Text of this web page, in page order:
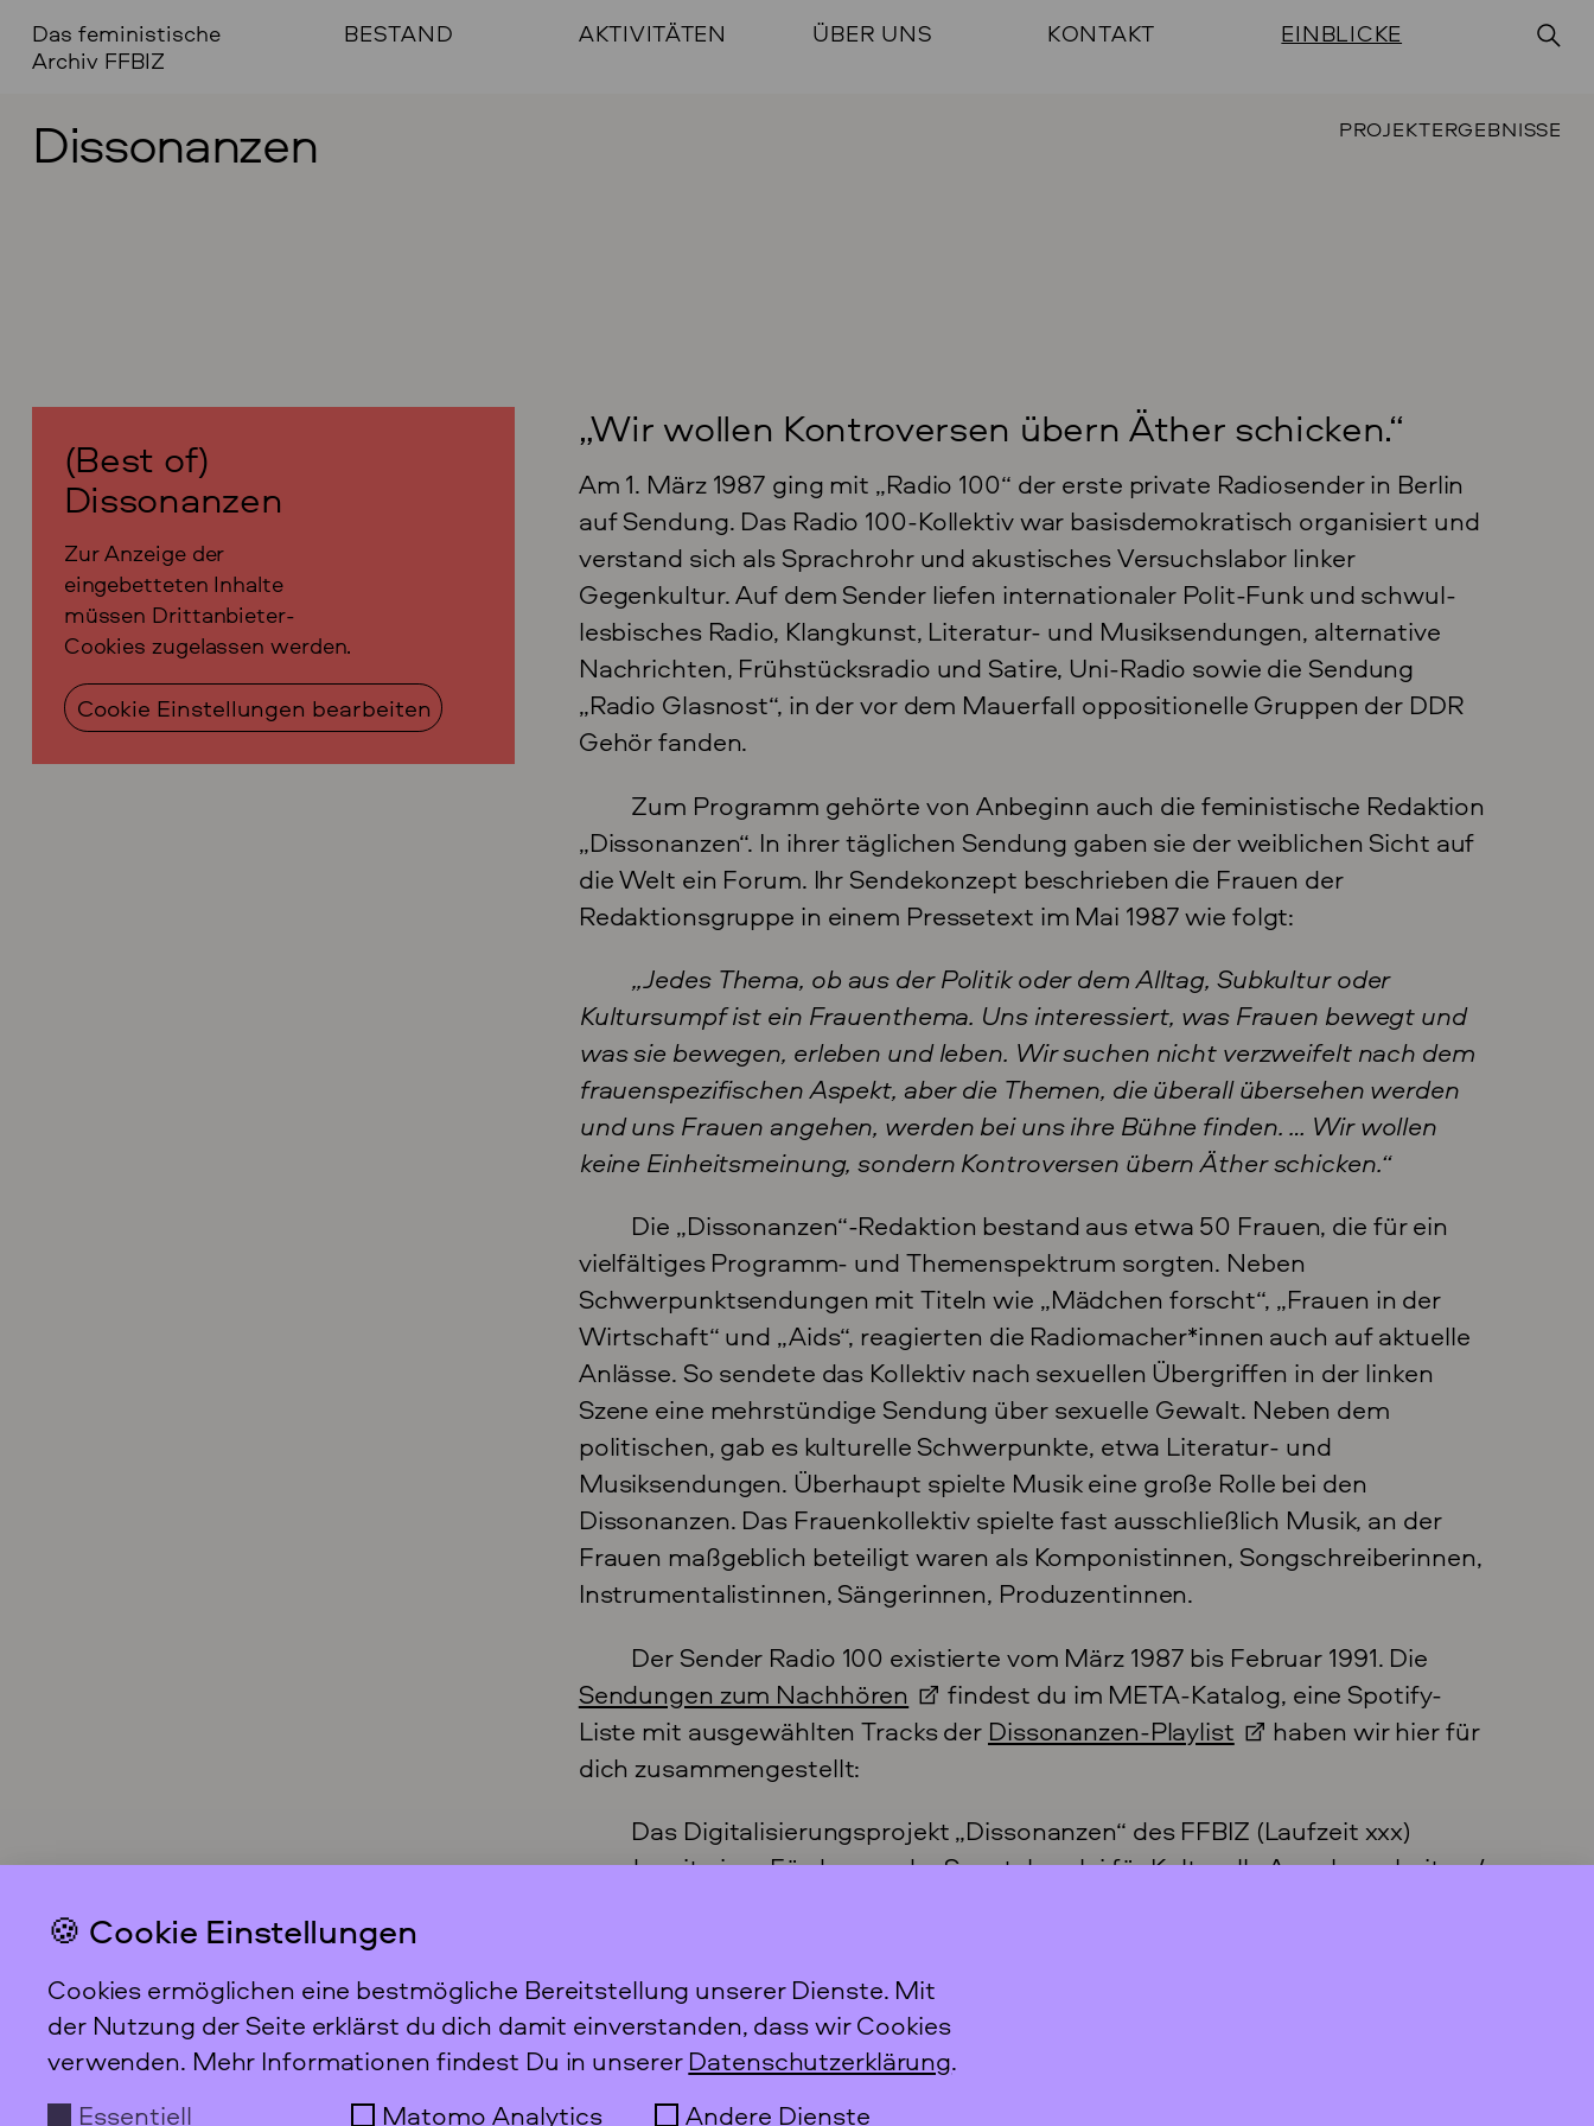
Das feministische
Archiv FFBIZ
BESTAND AKTIVITÄTEN ÜBER UNS KONTAKT EINBLICKE
Dissonanzen PROJEKTERGEBNISSE
(Best of)
Dissonanzen
Zur Anzeige der
eingebetteten Inhalte
müssen Drittanbieter-
Cookies zugelassen werden.
Cookie Einstellungen bearbeiten
„Wir wollen Kontroversen übern Äther schicken.“
Am 1. März 1987 ging mit „Radio 100“ der erste private Radiosender in Berlin
auf Sendung. Das Radio 100-Kollektiv war basisdemokratisch organisiert und
verstand sich als Sprachrohr und akustisches Versuchslabor linker
Gegenkultur. Auf dem Sender liefen internationaler Polit-Funk und schwul-
lesbisches Radio, Klangkunst, Literatur- und Musiksendungen, alternative
Nachrichten, Frühstücksradio und Satire, Uni-Radio sowie die Sendung
„Radio Glasnost“, in der vor dem Mauerfall oppositionelle Gruppen der DDR
Gehör fanden.
Zum Programm gehörte von Anbeginn auch die feministische Redaktion
„Dissonanzen“. In ihrer täglichen Sendung gaben sie der weiblichen Sicht auf
die Welt ein Forum. Ihr Sendekonzept beschrieben die Frauen der
Redaktionsgruppe in einem Pressetext im Mai 1987 wie folgt:
„Jedes Thema, ob aus der Politik oder dem Alltag, Subkultur oder
Kultursumpf ist ein Frauenthema. Uns interessiert, was Frauen bewegt und
was sie bewegen, erleben und leben. Wir suchen nicht verzweifelt nach dem
frauenspezifischen Aspekt, aber die Themen, die überall übersehen werden
und uns Frauen angehen, werden bei uns ihre Bühne finden. … Wir wollen
keine Einheitsmeinung, sondern Kontroversen übern Äther schicken.“
Die „Dissonanzen“-Redaktion bestand aus etwa 50 Frauen, die für ein
vielfältiges Programm- und Themenspektrum sorgten. Neben
Schwerpunktsendungen mit Titeln wie „Mädchen forscht“, „Frauen in der
Wirtschaft“ und „Aids“, reagierten die Radiomacher*innen auch auf aktuelle
Anlässe. So sendete das Kollektiv nach sexuellen Übergriffen in der linken
Szene eine mehrstündige Sendung über sexuelle Gewalt. Neben dem
politischen, gab es kulturelle Schwerpunkte, etwa Literatur- und
Musiksendungen. Überhaupt spielte Musik eine große Rolle bei den
Dissonanzen. Das Frauenkollektiv spielte fast ausschließlich Musik, an der
Frauen maßgeblich beteiligt waren als Komponistinnen, Songschreiberinnen,
Instrumentalistinnen, Sängerinnen, Produzentinnen.
Der Sender Radio 100 existierte vom März 1987 bis Februar 1991. Die
Sendungen zum Nachhören
findest du im META-Katalog, eine Spotify-
Liste mit ausgewählten Tracks der Dissonanzen-Playlist
haben wir hier für
dich zusammengestellt:
Das Digitalisierungsprojekt „Dissonanzen“ des FFBIZ (Laufzeit xxx)
wurde mit einer Förderung der Senatskanzlei für Kulturelle Angelegenheiten /
Das feministische
🍪 Cookie Einstellungen
Cookies ermöglichen eine bestmögliche Bereitstellung unserer Dienste. Mit
der Nutzung der Seite erklärst du dich damit einverstanden, dass wir Cookies
verwenden. Mehr Informationen findest Du in unserer Datenschutzerklärung.
Essentiell
Matomo Analytics Andere Dienste